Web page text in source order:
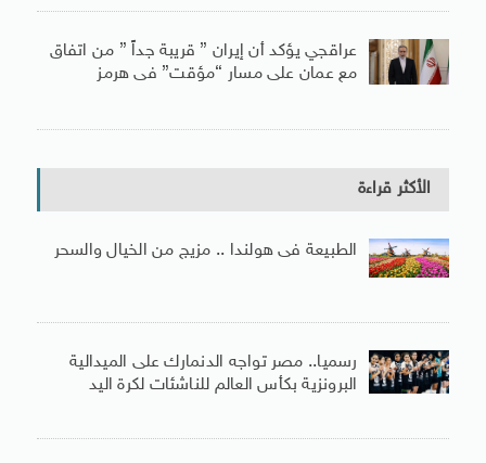
عراقجي يؤكد أن إيران ” قريبة جداً ” من اتفاق
مع عمان على مسار “مؤقت” فى هرمز
الأكثر قراءة
الطبيعة فى هولندا .. مزيج من الخيال والسحر
رسميا.. مصر تواجه الدنمارك على الميدالية
البرونزية بكأس العالم للناشئات لكرة اليد